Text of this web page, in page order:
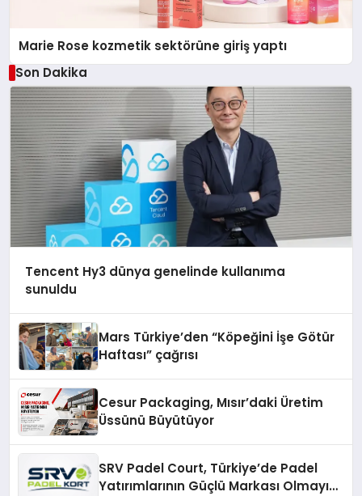
Marie Rose kozmetik sektörüne giriş yaptı
Son Dakika
Tencent Hy3 dünya genelinde kullanıma
sunuldu
Mars Türkiye’den “Köpeğini İşe Götür
Haftası” çağrısı
Cesur Packaging, Mısır’daki Üretim
Üssünü Büyütüyor
SRV Padel Court, Türkiye’de Padel
Yatırımlarının Güçlü Markası Olmayı